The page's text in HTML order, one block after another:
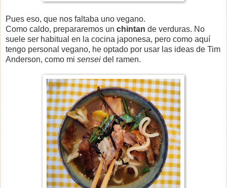
Pues eso, que nos faltaba uno vegano.
Como caldo, prepararemos un chintan de verduras. No
suele ser habitual en la cocina japonesa, pero como aquí
tengo personal vegano, he optado por usar las ideas de Tim
Anderson, como mi sensei del ramen.